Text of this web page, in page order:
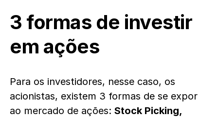
3 formas de investir
em ações
Para os investidores, nesse caso, os
acionistas, existem 3 formas de se expor
ao mercado de ações: Stock Picking,